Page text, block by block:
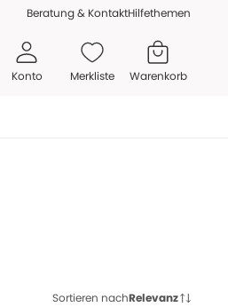
Beratung & KontaktHilfethemen
Konto Merkliste Warenkorb
Sortieren nachRelevanz